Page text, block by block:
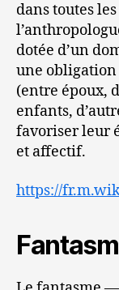
dans toutes
dotée d’un
une
(entre époux,
enfants,
favoriser leur
et affectif.
https://